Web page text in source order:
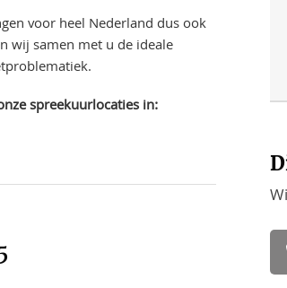
voor heel Nederland dus ook
wij samen met u de ideale
spreekuurlocaties in: